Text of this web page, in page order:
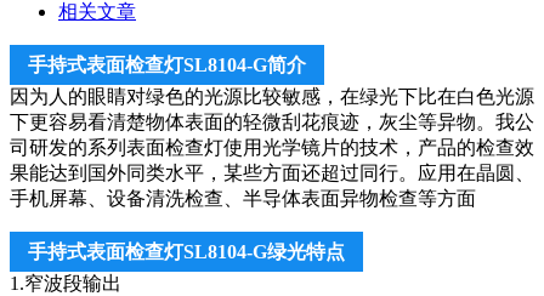
相关文章
手持式表面检查灯SL8104-G简介
因为人的眼睛对绿色的光源比较敏感，在绿光下比在白色光源
下更容易看清楚物体表面的轻微刮花痕迹，灰尘等异物。我公
司研发的系列表面检查灯使用光学镜片的技术，产品的检查效
果能达到国外同类水平，某些方面还超过同行。应用在晶圆、
手机屏幕、设备清洗检查、半导体表面异物检查等方面
手持式表面检查灯SL8104-G绿光特点
1.窄波段输出